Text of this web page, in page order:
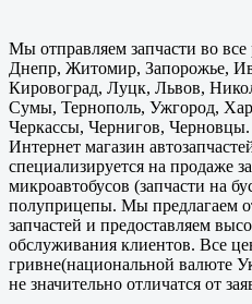
Мы отправляем запчасти во
Днепр, Житомир, Запорожье,
Кировоград, Луцк, Львов,
Сумы, Тернополь, Ужгород,
Черкассы, Чернигов, Черновцы.
Интернет магазин
специализируется на продаже
микроавтобусов (запчасти на
полуприцепы. Мы предлагаем
запчастей и предоставляем
обслуживания клиентов. Все
гривне(национальной валюте
не значительно отличатся от